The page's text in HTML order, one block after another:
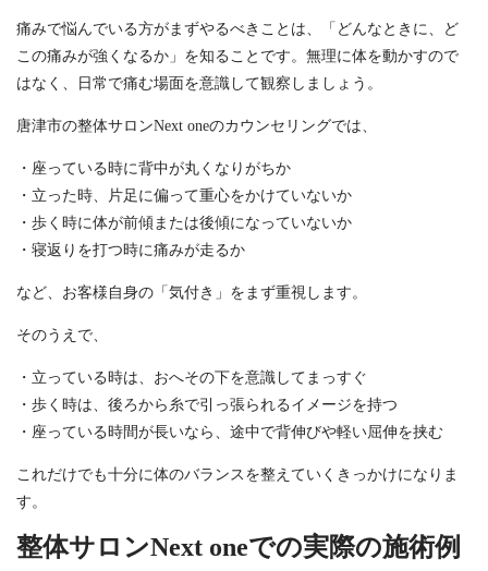
痛みで悩んでいる方がまずやるべきことは、「どんなときに、ど
この痛みが強くなるか」を知ることです。無理に体を動かすので
はなく、日常で痛む場面を意識して観察しましょう。
唐津市の整体サロンNext oneのカウンセリングでは、
・座っている時に背中が丸くなりがちか
・立った時、片足に偏って重心をかけていないか
・歩く時に体が前傾または後傾になっていないか
・寝返りを打つ時に痛みが走るか
など、お客様自身の「気付き」をまず重視します。
そのうえで、
・立っている時は、おへその下を意識してまっすぐ
・歩く時は、後ろから糸で引っ張られるイメージを持つ
・座っている時間が長いなら、途中で背伸びや軽い屈伸を挟む
これだけでも十分に体のバランスを整えていくきっかけになりま
す。
整体サロンNext oneでの実際の施術例